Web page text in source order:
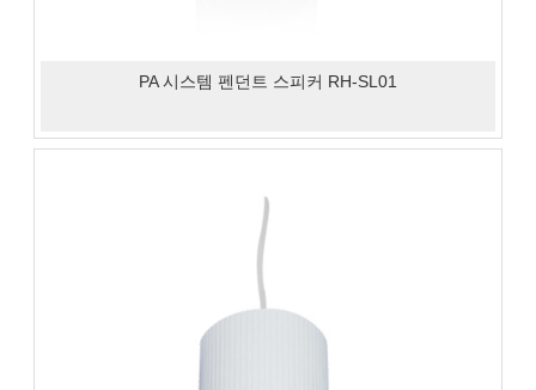
PA 시스템 펜던트 스피커 RH-SL01